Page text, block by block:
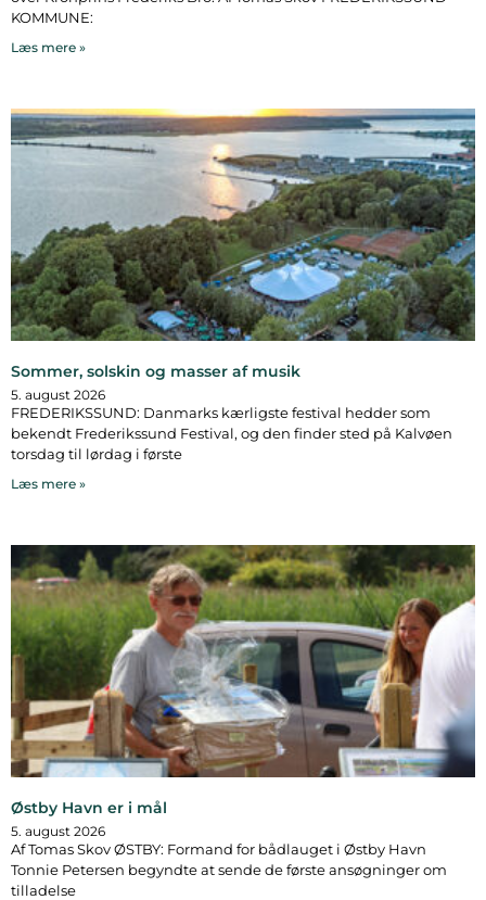
KOMMUNE:
Læs mere »
Sommer, solskin og masser af musik
5. august 2026
FREDERIKSSUND: Danmarks kærligste festival hedder som
bekendt Frederikssund Festival, og den finder sted på Kalvøen
torsdag til lørdag i første
Læs mere »
Østby Havn er i mål
5. august 2026
Af Tomas Skov ØSTBY: Formand for bådlauget i Østby Havn
Tonnie Petersen begyndte at sende de første ansøgninger om
tilladelse